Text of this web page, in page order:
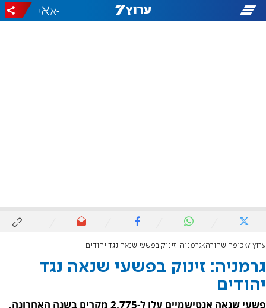
-
+
ערוץ 7 כיפה שחורה גרמניה: זינוק בפשעי שנאה נגד יהודים
גרמניה: זינוק בפשעי שנאה נגד
יהודים
פשעי שנאה אנטישמיים עלו ל-2,775 מקרים בשנה האחרונה.